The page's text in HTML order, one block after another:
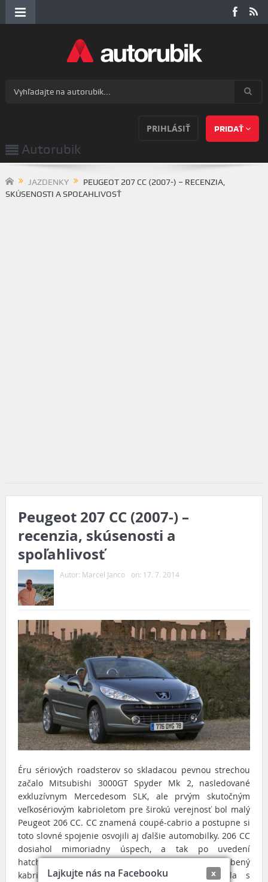
Lajkujte nás na Facebooku x
PRIHLÁSIŤ PRIDAŤ
Autorubik
JAZDENKY
PEUGEOT 207 CC (2007-) – RECENZIA,
SKÚSENOSTI A SPOĽAHLIVOSŤ
Peugeot 207 CC (2007-) –
recenzia, skúsenosti a
spoľahlivosť
Autor: Marcel Janco on: 17. 7. 2014
Éru sériových roadsterov so skladacou pevnou strechou
začalo Mitsubishi 3000GT Spyder Mk 2, nasledované
exkluzívnym Mercedesom SLK, ale prvým skutočným
veľkosériovým kabrioletom pre širokú verejnosť bol malý
Peugeot 206 CC. CC znamená coupé-cabrio a postupne si
toto slovné spojenie osvojili aj ďalšie automobilky. 206 CC
dosiahol mimoriadny úspech, a tak po uvedení
hatchbacku 207 na trh logicky nasledoval aj obľúbený
kabriolet. Keďže konkurencia medzičasom prišla s